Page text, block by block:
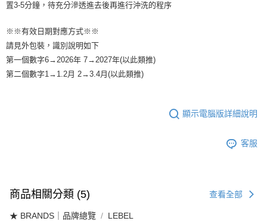
資料（包含姓名、電話或地址）提供予台灣大哥大進項蒐集、處理及利用，
宅配-離島
置3-5分鐘，待充分滲透進去後再進行沖洗的程序
※※有效日期對應方式※※
請見外包裝，識別說明如下
第一個數字6→2026年 7→2027年(以此類推)
第二個數字1→1.2月 2→3.4月(以此類推)
顯示電腦版詳細說明
客服
商品相關分類 (5) 查看全部
★ BRANDS｜品牌總覽 LEBEL